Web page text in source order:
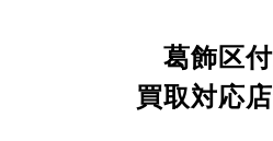
葛飾区
買取対応